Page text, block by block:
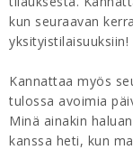
kun seuraavan
yksityistilaisuuksiin!
Kannattaa myös
tulossa avoimia
Minä ainakin
kanssa heti, kun